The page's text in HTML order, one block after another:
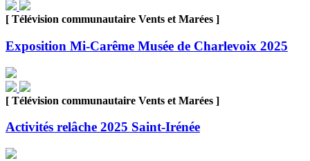
[ Télévision communautaire Vents et Marées ]
Exposition Mi-Carême Musée de Charlevoix 2025
[ Télévision communautaire Vents et Marées ]
Activités relâche 2025 Saint-Irénée